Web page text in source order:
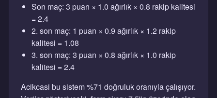
Son maç: 3 puan × 1.0 ağırlık × 0.8 rakip kalitesi
= 2.4
2. son maç: 1 puan × 0.9 ağırlık × 1.2 rakip
kalitesi = 1.08
3. son maç: 3 puan × 0.8 ağırlık × 1.0 rakip
kalitesi = 2.4
Acikcasi bu sistem %71 doğruluk oranıyla çalışıyor.